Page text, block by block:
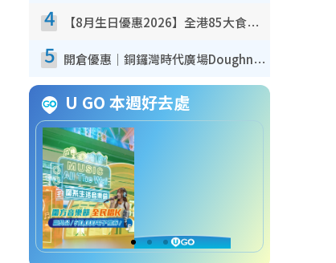
4 【8月生日優惠2026】全港85大食買玩著數攻略 自助餐/火鍋放題同行免費＋誠品/DONKI送現金券
5 開倉優惠｜銅鑼灣時代廣場Doughnut/Campo Marzio開倉低至1折！背囊、書包、手袋劈價$200起
U GO 本週好去處